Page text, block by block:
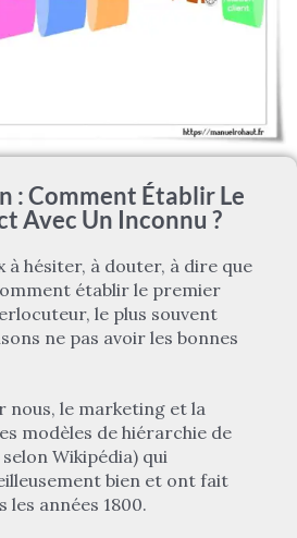
: Comment Établir Le
Avec Un Inconnu ?
à hésiter, à douter, à dire que
établir le premier
le plus souvent
ne pas avoir les bonnes
nous, le marketing et la
modèles de hiérarchie de
Wikipédia) qui
bien et ont fait
les années 1800.